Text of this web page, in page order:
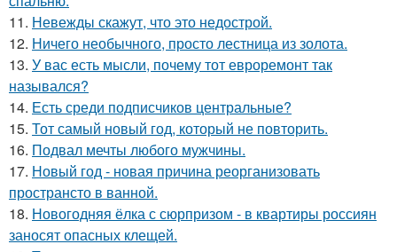
11. Невежды скажут, что это недострой.
12. Ничего необычного, просто лестница из золота.
13. У вас есть мысли, почему тот евроремонт так
назывался?
14. Есть среди подписчиков центральные?
15. Тот самый новый год, который не повторить.
16. Подвал мечты любого мужчины.
17. Новый год - новая причина реорганизовать
пространсто в ванной.
18. Новогодняя ёлка с сюрпризом - в квартиры россиян
заносят опасных клещей.